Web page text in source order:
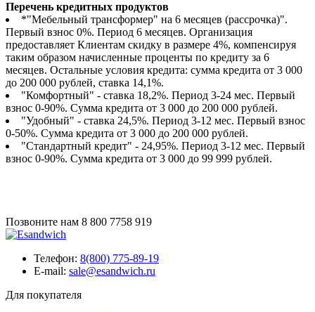
Перечень кредитных продуктов
*"Мебельный трансформер" на 6 месяцев (рассрочка)".
Первый взнос 0%. Период 6 месяцев. Организация
предоставляет Клиентам скидку в размере 4%, компенсируя
таким образом начисленные проценты по кредиту за 6
месяцев. Остальные условия кредита: сумма кредита от 3 000
до 200 000 рублей, ставка 14,1%.
"Комфортный" - ставка 18,2%. Период 3-24 мес. Первый
взнос 0-90%. Сумма кредита от 3 000 до 200 000 рублей.
"Удобный" - ставка 24,5%. Период 3-12 мес. Первый взнос
0-50%. Сумма кредита от 3 000 до 200 000 рублей.
"Стандартный кредит" - 24,95%. Период 3-12 мес. Первый
взнос 0-90%. Сумма кредита от 3 000 до 99 999 рублей.
Позвоните нам 8 800 7758 919
Телефон: 8(800) 775-89-19
E-mail: sale@esandwich.ru
Для покупателя